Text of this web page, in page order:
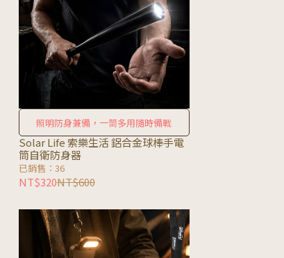
照明防身兼備，一筒多用隨時備戰
Solar Life 索樂生活 鋁合金球棒手電
筒自衛防身器
已銷售：36
NT$320NT$600